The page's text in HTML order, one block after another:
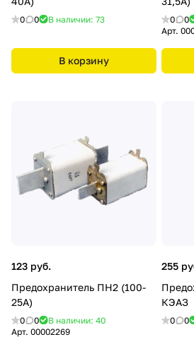
0 0 В наличии: 73
В корзину
0 0
Арт.
123 руб.
Предохранитель ПН2 (100-
25А)
0 0
В наличии: 40
Арт. 00002269
255
КЭАЗ
0 0